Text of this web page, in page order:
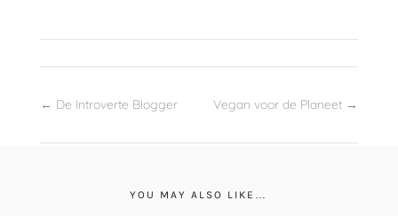
← De Introverte Blogger Vegan voor de Planeet →
YOU MAY ALSO LIKE…